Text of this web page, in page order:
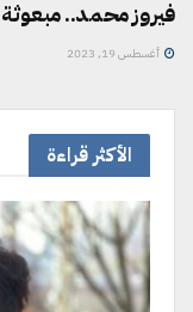
فيروز محمد.. مبعوثة
أغسطس 19, 2023
الأكثر قراءة